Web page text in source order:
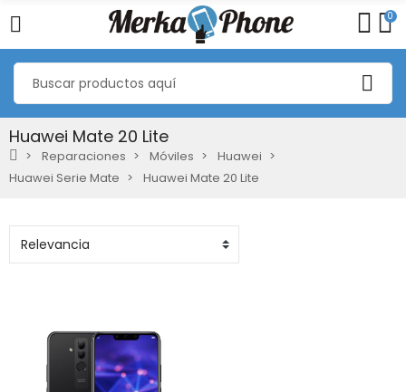
0
Huawei Mate 20 Lite
Reparaciones Móviles
Huawei
Huawei Serie Mate
Huawei Mate 20 Lite